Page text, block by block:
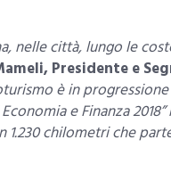
nelle città, lungo le
Presidente e
è in
e Finanza
chilometri che